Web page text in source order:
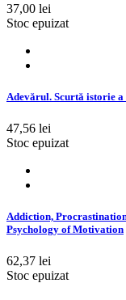
37,00 lei
Stoc epuizat
Adevărul. Scurtă istorie
47,56 lei
Stoc epuizat
Addiction,
Psychology of Motivation
62,37 lei
Stoc epuizat